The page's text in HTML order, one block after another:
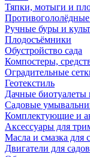
Тяпки, мотыги и
Противогололёдные
Ручные буры и
Плодосъёмники
Обустройство сада
Компостеры,
Оградительные
Геотекстиль
Дачные биотуалеты
Садовые
Комплектующие и
Аксессуары для
Масла и смазка для
Двигатели для